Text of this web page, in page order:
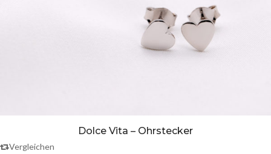
Dolce Vita – Ohrstecker
Vergleichen